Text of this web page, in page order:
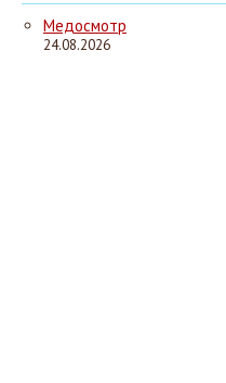
Медосмотр
24.08.2026